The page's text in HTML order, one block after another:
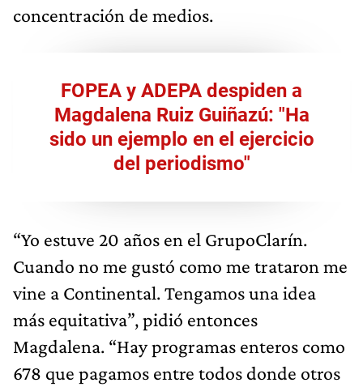
concentración de medios.
FOPEA y ADEPA despiden a
Magdalena Ruiz Guiñazú: "Ha
sido un ejemplo en el ejercicio
del periodismo"
“Yo estuve 20 años en el GrupoClarín.
Cuando no me gustó como me trataron me
vine a Continental. Tengamos una idea
más equitativa”, pidió entonces
Magdalena. “Hay programas enteros como
678 que pagamos entre todos donde otros